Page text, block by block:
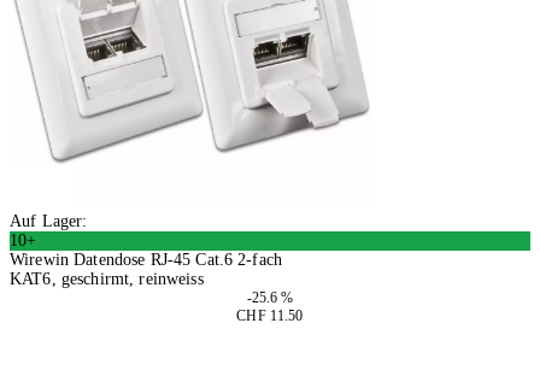
Auf Lager:
10+
Wirewin Datendose RJ-45 Cat.6 2-fach
KAT6, geschirmt, reinweiss
-25.6 %
CHF 11.50